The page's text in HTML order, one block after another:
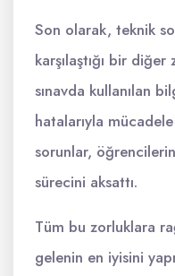
Son olarak, teknik
karşılaştığı bir
sınavda kullanılan
hatalarıyla
sorunlar,
sürecini aksattı.
Tüm bu zorluklara
gelenin en iyisini